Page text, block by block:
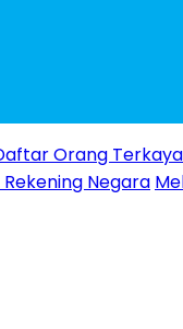
Orang
Rekening Negara